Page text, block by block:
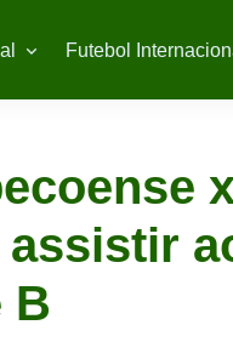
Futebol
assistir
B